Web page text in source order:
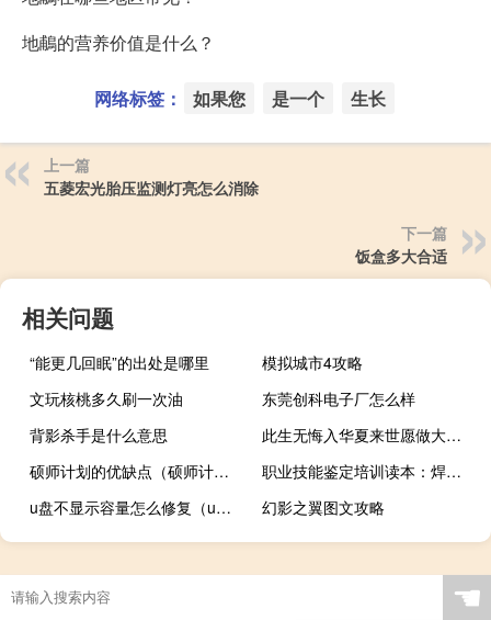
地鵏的营养价值是什么？
网络标签： 如果您 是一个 生长
上一篇
五菱宏光胎压监测灯亮怎么消除
下一篇
饭盒多大合适
相关问题
“能更几回眠”的出处是哪里
模拟城市4攻略
文玩核桃多久刷一次油
东莞创科电子厂怎么样
背影杀手是什么意思
此生无悔入华夏来世愿做大熊猫什么梗，此生无悔入华夏来世愿做大熊猫是什么意思？什么梗
硕师计划的优缺点（硕师计划是什么）
职业技能鉴定培训读本：焊工(关于职业技能鉴定培训读本：焊工简述)
u盘不显示容量怎么修复（u盘不显示容量）
幻影之翼图文攻略
☚